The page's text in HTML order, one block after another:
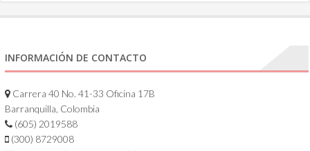
INFORMACIÓN DE CONTACTO
Carrera 40 No. 41-33 Oficina 17B
Barranquilla, Colombia
(605) 2019588
(300) 8729008